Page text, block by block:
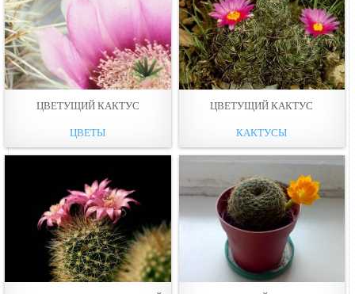
ЦВЕТУЩИЙ КАКТУС
ЦВЕТЫ
ЦВЕТУЩИЙ КАКТУС
КАКТУСЫ